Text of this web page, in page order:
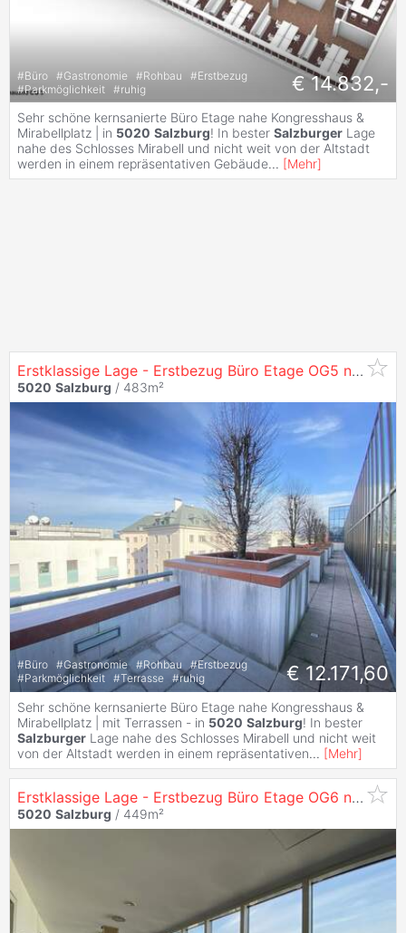
#Büro #Gastronomie #Rohbau #Erstbezug
#Parkmöglichkeit #ruhig € 14.832,-
Sehr schöne kernsanierte Büro Etage nahe Kongresshaus &
Mirabellplatz | in 5020 Salzburg! In bester Salzburger Lage
nahe des Schlosses Mirabell und nicht weit von der Altstadt
werden in einem repräsentativen Gebäude... [Mehr]
Erstklassige Lage - Erstbezug Büro Etage OG5 nach Sanierung in
5020 Salzburg / 483m²
#Büro #Gastronomie #Rohbau #Erstbezug
#Parkmöglichkeit #Terrasse #ruhig € 12.171,60
Sehr schöne kernsanierte Büro Etage nahe Kongresshaus &
Mirabellplatz | mit Terrassen - in 5020 Salzburg! In bester
Salzburger Lage nahe des Schlosses Mirabell und nicht weit
von der Altstadt werden in einem repräsentativen... [Mehr]
Erstklassige Lage - Erstbezug Büro Etage OG6 nach Sanierung in
5020 Salzburg / 449m²